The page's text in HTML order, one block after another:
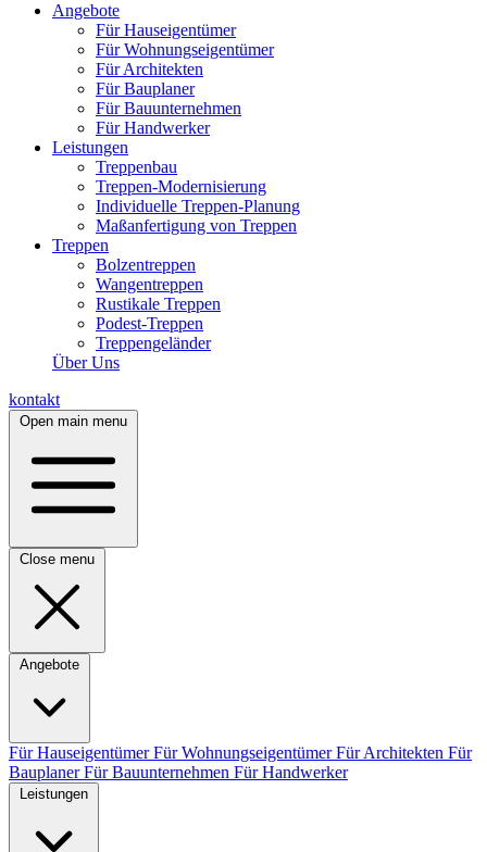
Angebote
Für Hauseigentümer
Für Wohnungseigentümer
Für Architekten
Für Bauplaner
Für Bauunternehmen
Für Handwerker
Leistungen
Treppenbau
Treppen-Modernisierung
Individuelle Treppen-Planung
Maßanfertigung von Treppen
Treppen
Bolzentreppen
Wangentreppen
Rustikale Treppen
Podest-Treppen
Treppengeländer
Über Uns
kontakt
Open main menu
Close menu
Angebote
Für HauseigentümerFür WohnungseigentümerFür Architekten Für
BauplanerFür Bauunternehmen Für Handwerker
Leistungen